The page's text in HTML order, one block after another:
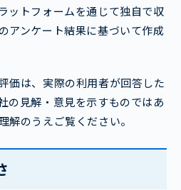
ットフォームを通じて独自で収
アンケート結果に基づいて作成
価は、実際の利用者が回答した
の見解・意見を示すものではあ
解のうえご覧ください。